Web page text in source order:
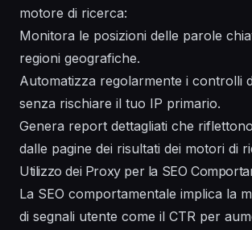
motore di ricerca:
Monitora le posizioni delle parole
regioni geografiche.
Automatizza regolarmente i controlli
senza rischiare il tuo IP primario.
Genera report dettagliati che
dalle pagine dei risultati dei motori di
Utilizzo dei Proxy per la SEO
La SEO comportamentale implica la
di segnali utente come il CTR per